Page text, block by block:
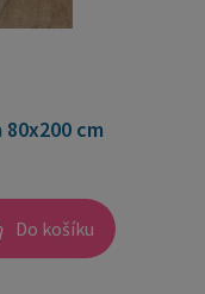
cm
Do košíku